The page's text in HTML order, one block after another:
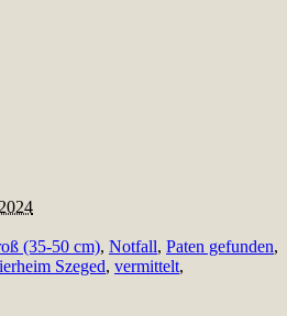
(35-50 cm), Notfall, Paten gefunden,
Szeged, vermittelt,